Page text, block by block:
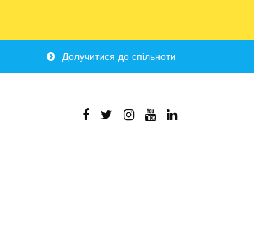
Долучитися до спільноти